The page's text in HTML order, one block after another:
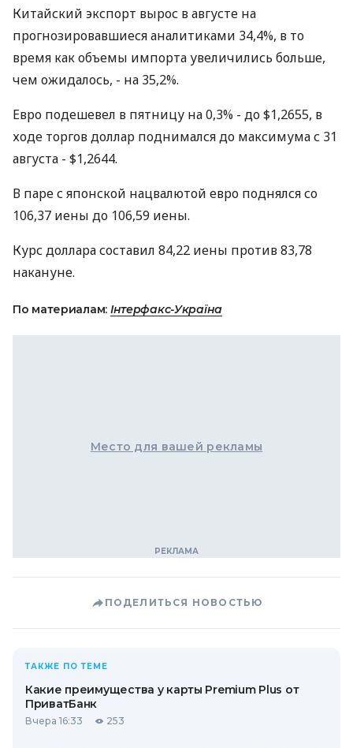
Китайский экспорт вырос в августе на
прогнозировавшиеся аналитиками 34,4%, в то
время как объемы импорта увеличились больше,
чем ожидалось, - на 35,2%.
Евро подешевел в пятницу на 0,3% - до $1,2655, в
ходе торгов доллар поднимался до максимума с 31
августа - $1,2644.
В паре с японской нацвалютой евро поднялся со
106,37 иены до 106,59 иены.
Курс доллара составил 84,22 иены против 83,78
накануне.
По материалам: Інтерфакс-Україна
Место для вашей рекламы
ПОДЕЛИТЬСЯ НОВОСТЬЮ
ТАКЖЕ ПО ТЕМЕ
Какие преимущества у карты Premium Plus от
ПриватБанк
Вчера 16:33 253